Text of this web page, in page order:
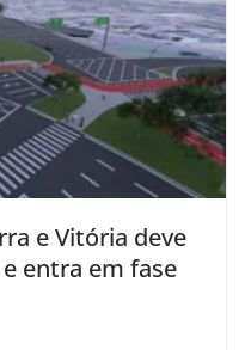
e Vitória deve
entra em fase